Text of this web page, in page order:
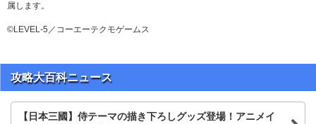
属します。
©LEVEL-5／コーエーテクモゲームス
攻略大百科ニュース
【日本三國】侍テーマの描き下ろしグッズ登場！アニメイ